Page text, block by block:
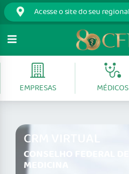
EMPRESAS MÉDICOS
CRM VIRTUAL
CONSELHO FEDERAL DE
MEDICINA